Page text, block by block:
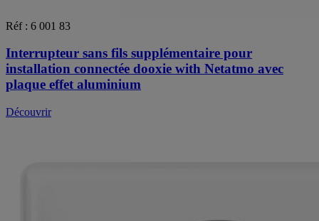
Réf : 6 001 83
Interrupteur sans fils supplémentaire pour
installation connectée dooxie with Netatmo avec
plaque effet aluminium
Découvrir